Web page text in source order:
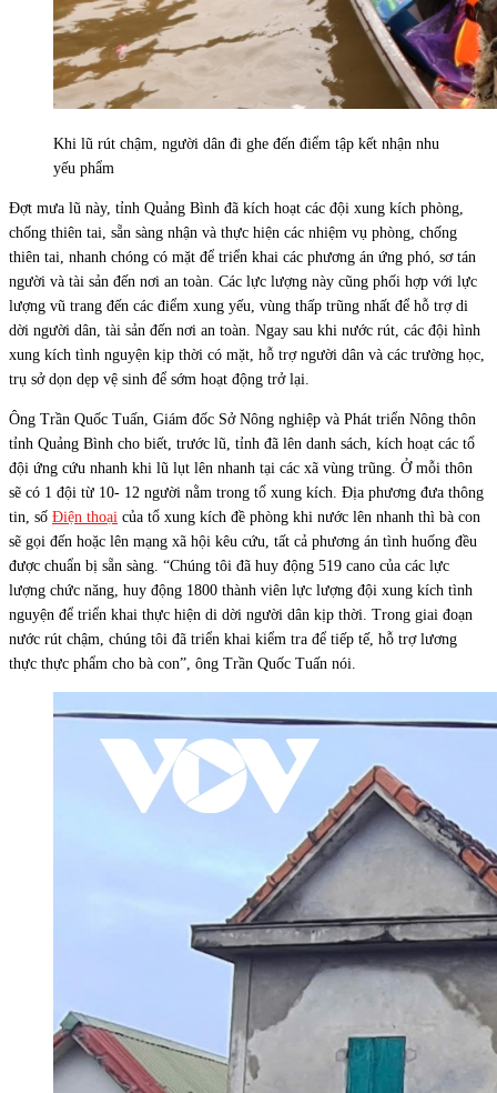
Khi lũ rút chậm, người dân đi ghe đến điểm tập kết nhận nhu
yếu phẩm
Đợt mưa lũ này, tỉnh Quảng Bình đã kích hoạt các đội xung kích phòng,
chống thiên tai, sẵn sàng nhận và thực hiện các nhiệm vụ phòng, chống
thiên tai, nhanh chóng có mặt để triển khai các phương án ứng phó, sơ tán
người và tài sản đến nơi an toàn. Các lực lượng này cũng phối hợp với lực
lượng vũ trang đến các điểm xung yếu, vùng thấp trũng nhất để hỗ trợ di
dời người dân, tài sản đến nơi an toàn. Ngay sau khi nước rút, các đội hình
xung kích tình nguyện kịp thời có mặt, hỗ trợ người dân và các trường học,
trụ sở dọn dẹp vệ sinh để sớm hoạt động trở lại.
Ông Trần Quốc Tuấn, Giám đốc Sở Nông nghiệp và Phát triển Nông thôn
tỉnh Quảng Bình cho biết, trước lũ, tỉnh đã lên danh sách, kích hoạt các tổ
đội ứng cứu nhanh khi lũ lụt lên nhanh tại các xã vùng trũng. Ở mỗi thôn
sẽ có 1 đội từ 10- 12 người nằm trong tổ xung kích. Địa phương đưa thông
tin, số Điện thoại của tổ xung kích đề phòng khi nước lên nhanh thì bà con
sẽ gọi đến hoặc lên mạng xã hội kêu cứu, tất cả phương án tình huống đều
được chuẩn bị sẵn sàng. “Chúng tôi đã huy động 519 cano của các lực
lượng chức năng, huy động 1800 thành viên lực lượng đội xung kích tình
nguyện để triển khai thực hiện di dời người dân kịp thời. Trong giai đoạn
nước rút chậm, chúng tôi đã triển khai kiểm tra để tiếp tế, hỗ trợ lương
thực thực phẩm cho bà con”, ông Trần Quốc Tuấn nói.